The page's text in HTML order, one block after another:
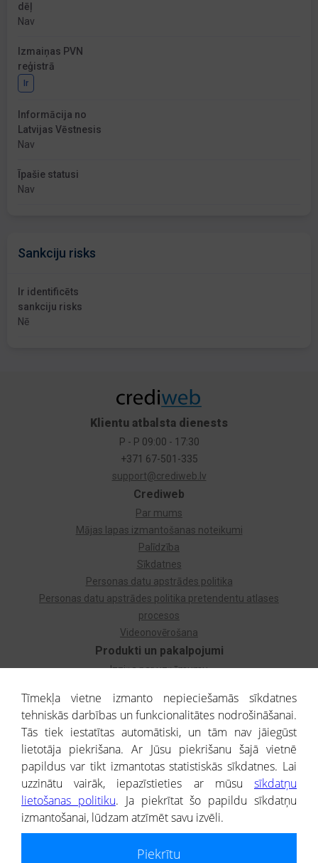
dēļ
Nav
Izmaiņas PVN
reģistrā
Ir
Informācija no
Latvijas Vēstnesis
Nav
Īpašie statusi
Nav
Sankciju risks
Ir identificēts
sankciju risks
Nē
Produkti un pakalpojumi
Izziņa par uzņēmumu
Dzimtas koks
Uzņēmumu atlase
Monitorings
Kredītizziņa par ārvalstu uzņēmumiem
Crediweb
Par mums
Mājas lapas izmantošanas noteikumi
Palīdzība
Sīkdatnes
Personas datu apstrādes politika
Personas datu apstrādes politika pretendentu atlases
procesos
Videonovērošana
Klientu atbalsta dienests
P - P 09:00 - 17:30
+371 67-501-335
support@crediweb.lv
® CREDITREFORM Latvija
SIA
Tīmekļa vietne izmanto nepieciešamās sīkdatnes
tehniskās darbības un funkcionalitātes nodrošināšanai.
Tās tiek iestatītas automātiski, un tām nav jāiegūst
lietotāja piekrišana. Ar Jūsu piekrišanu šajā vietnē
papildus var tikt izmantotas statistiskās sīkdatnes. Lai
uzzinātu vairāk, iepazīstieties ar mūsu sīkdatņu
lietošanas politiku. Ja piekrītat šo papildu sīkdatņu
izmantošanai, lūdzam atzīmēt savu izvēli.
Piekrītu